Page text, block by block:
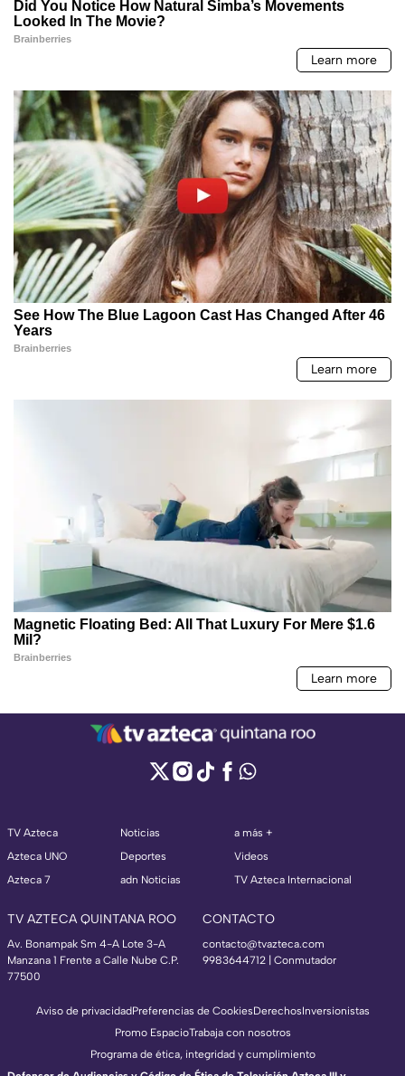
TV Azteca
Azteca UNO
Azteca 7
Noticias
Deportes
adn Noticias
a más +
Videos
TV Azteca Internacional
TV AZTECA QUINTANA ROO
Av. Bonampak Sm 4-A Lote 3-A
Manzana 1 Frente a Calle Nube C.P.
77500
CONTACTO
contacto@tvazteca.com
9983644712 | Conmutador
Aviso de privacidadPreferencias de CookiesDerechosInversionistas
Promo EspacioTrabaja con nosotros
Programa de ética, integridad y cumplimiento